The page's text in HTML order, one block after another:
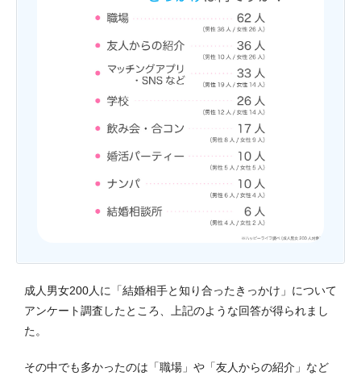
成人男女200人に「結婚相手と知り合ったきっかけ」について
アンケート調査したところ、上記のような回答が得られまし
た。
その中でも多かったのは「職場」や「友人からの紹介」など